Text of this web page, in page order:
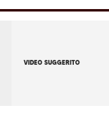
VIDEO SUGGERITO